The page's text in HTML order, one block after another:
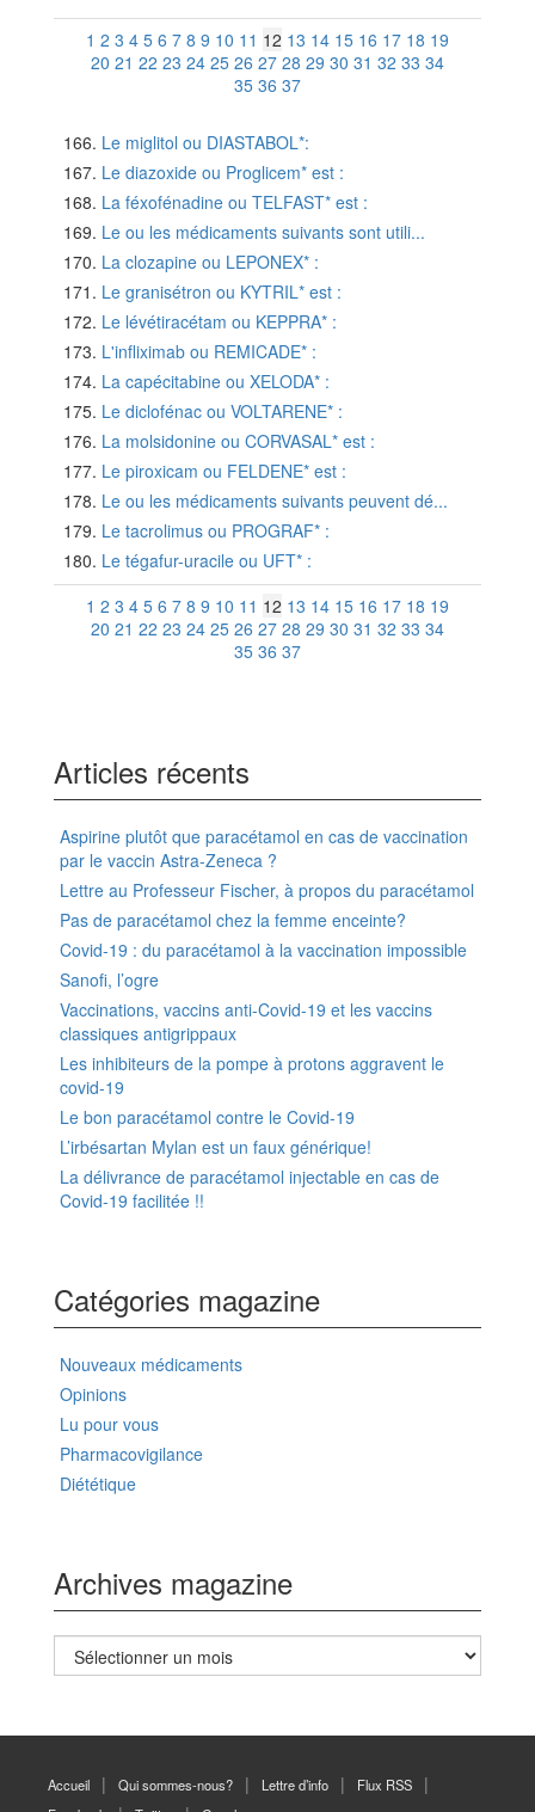
1 2 3 4 5 6 7 8 9 10 11 12 13 14 15 16 17 18 19
20 21 22 23 24 25 26 27 28 29 30 31 32 33 34
35 36 37
Le miglitol ou DIASTABOL*:
Le diazoxide ou Proglicem* est :
La féxofénadine ou TELFAST* est :
Le ou les médicaments suivants sont utili...
La clozapine ou LEPONEX* :
Le granisétron ou KYTRIL* est :
Le lévétiracétam ou KEPPRA* :
L'infliximab ou REMICADE* :
La capécitabine ou XELODA* :
Le diclofénac ou VOLTARENE* :
La molsidonine ou CORVASAL* est :
Le piroxicam ou FELDENE* est :
Le ou les médicaments suivants peuvent dé...
Le tacrolimus ou PROGRAF* :
Le tégafur-uracile ou UFT* :
1 2 3 4 5 6 7 8 9 10 11 12 13 14 15 16 17 18 19
20 21 22 23 24 25 26 27 28 29 30 31 32 33 34
35 36 37
Articles récents
Aspirine plutôt que paracétamol en cas de vaccination
par le vaccin Astra-Zeneca ?
Lettre au Professeur Fischer, à propos du paracétamol
Pas de paracétamol chez la femme enceinte?
Covid-19 : du paracétamol à la vaccination impossible
Sanofi, l’ogre
Vaccinations, vaccins anti-Covid-19 et les vaccins
classiques antigrippaux
Les inhibiteurs de la pompe à protons aggravent le
covid-19
Le bon paracétamol contre le Covid-19
L’irbésartan Mylan est un faux générique!
La délivrance de paracétamol injectable en cas de
Covid-19 facilitée !!
Catégories magazine
Nouveaux médicaments
Opinions
Lu pour vous
Pharmacovigilance
Diététique
Archives magazine
Archives
magazine
Accueil Qui sommes-nous? Lettre d’info
Flux RSS